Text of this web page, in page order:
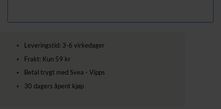
Leveringstid: 3-6 virkedager
Frakt: Kun 59 kr
Betal trygt med Svea - Vipps
30 dagers åpent kjøp